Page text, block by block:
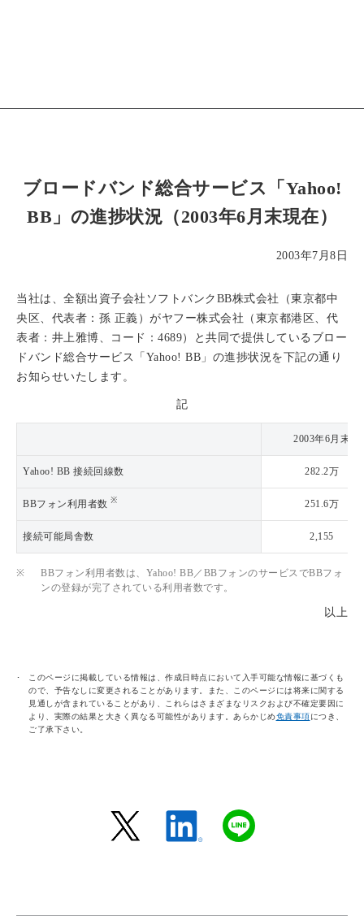
ブロードバンド総合サービス「Yahoo!
BB」の進捗状況（2003年6月末現在）
2003年7月8日
当社は、全額出資子会社ソフトバンクBB株式会社（東京都中
央区、代表者：孫 正義）がヤフー株式会社（東京都港区、代
表者：井上雅博、コード：4689）と共同で提供しているブロー
ドバンド総合サービス「Yahoo! BB」の進捗状況を下記の通り
お知らせいたします。
記
2003年6月末
Yahoo! BB 接続回線数 282.2万
BBフォン利用者数 ※ 251.6万
接続可能局舎数 2,155
※
BBフォン利用者数は、Yahoo! BB／BBフォンのサービスでBBフォ
ンの登録が完了されている利用者数です。
以上
このページに掲載している情報は、作成日時点において入手可能な情報に基づくも
ので、予告なしに変更されることがあります。また、このページには将来に関する
見通しが含まれていることがあり、これらはさまざまなリスクおよび不確定要因に
より、実際の結果と大きく異なる可能性があります。あらかじめ免責事項につき、
ご了承下さい。